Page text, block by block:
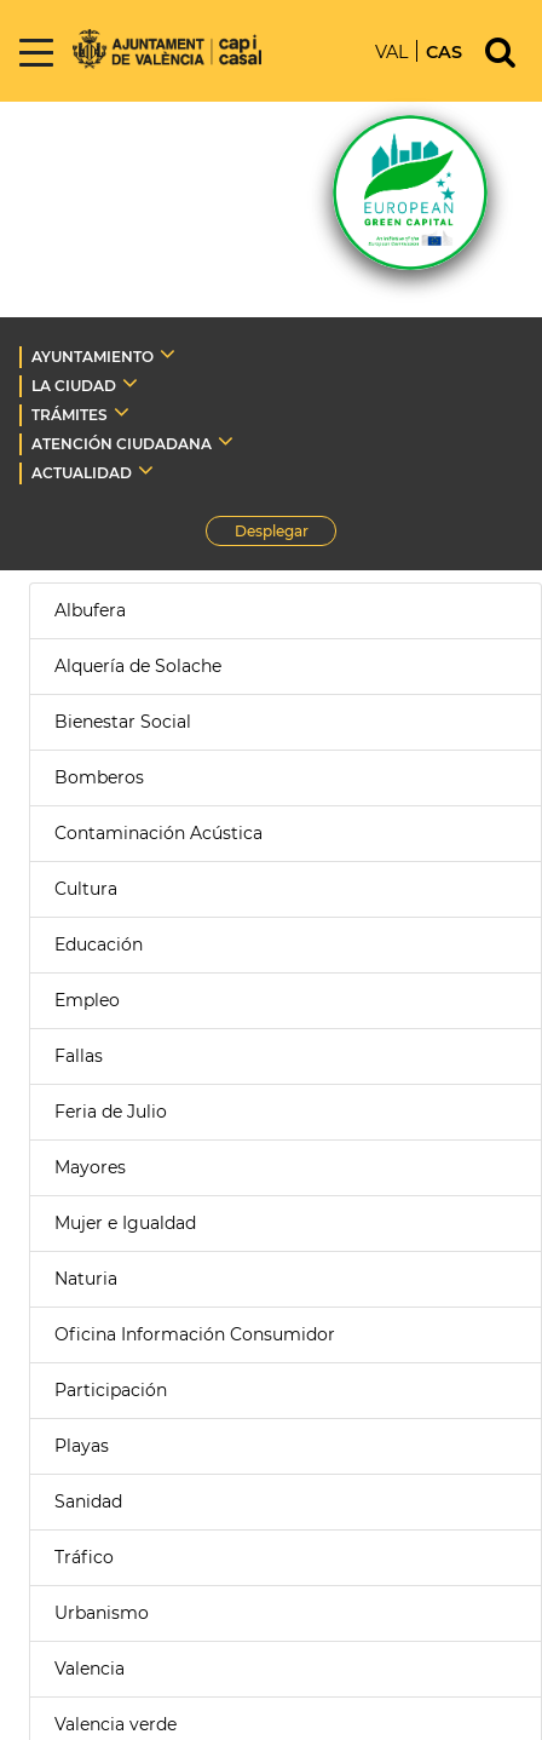
VAL CAS
AYUNTAMIENTO
LA CIUDAD
TRÁMITES
ATENCIÓN CIUDADANA
ACTUALIDAD
Desplegar
Albufera
Alquería de Solache
Bienestar Social
Bomberos
Contaminación Acústica
Cultura
Educación
Empleo
Fallas
Feria de Julio
Mayores
Mujer e Igualdad
Naturia
Oficina Información Consumidor
Participación
Playas
Sanidad
Tráfico
Urbanismo
Valencia
Valencia verde